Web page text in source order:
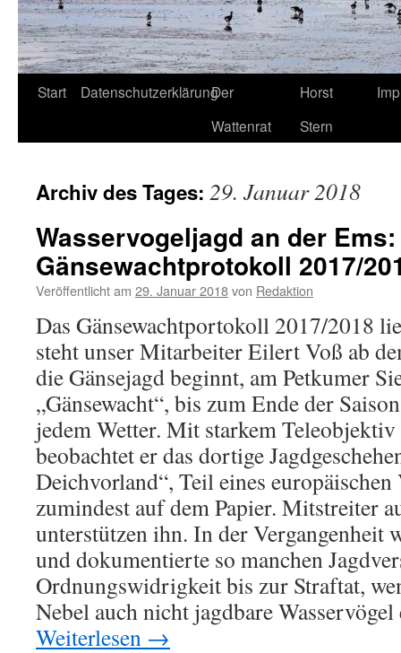
Start DatenschutzerklärungDer
Wattenrat
Horst
Stern
Archiv des Tages: 29. Januar 2018
Wasservogeljagd an der Ems:
Gänsewachtprotokoll 2017/
Veröffentlicht am 29. Januar 2018von Redaktion
Das Gänsewachtportokoll 2017/2018
steht unser Mitarbeiter Eilert Voß ab
die Gänsejagd beginnt, am Petkumer
„Gänsewacht“, bis zum Ende der
jedem Wetter. Mit starkem
beobachtet er das dortige
Deichvorland“, Teil eines europäischen
zumindest auf dem Papier. Mitstreiter
unterstützen ihn. In der Vergangenheit
und dokumentierte so manchen
Ordnungswidrigkeit bis zur Straftat,
Nebel auch nicht jagdbare
Weiterlesen →